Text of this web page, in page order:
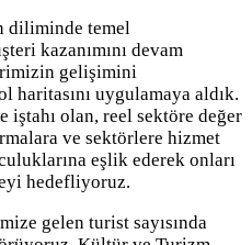
diliminde temel
kazanımını devam
gelişimini
haritasını uygulamaya aldık.
iştahı olan, reel sektöre değer
ve sektörlere hizmet
eşlik ederek onları
hedefliyoruz.
gelen turist sayısında